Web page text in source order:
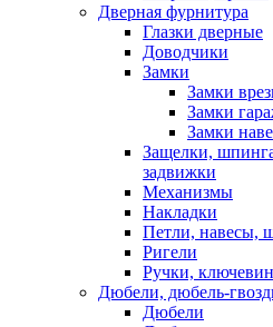
Дверная фурнитура
Глазки дверные
Доводчики
Замки
Замки
Замки
Замки
Защелки,
задвижки
Механизмы
Накладки
Петли, навесы,
Ригели
Ручки,
Дюбели, дюбель-
Дюбели